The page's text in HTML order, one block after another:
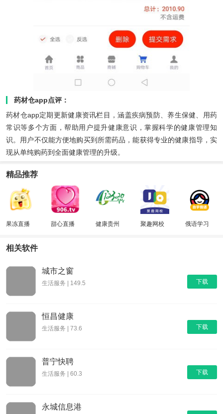
药材仓app点评：
药材仓app定期更新健康资讯栏目，涵盖疾病预防、养生保健、用药
常识等多个方面，帮助用户提升健康意识，掌握科学的健康管理知
识。用户不仅能方便地购买到所需药品，能获得专业的健康指导，实
现从单纯购药到全面健康管理的升级。
精品推荐
果冻直播 甜心直播
健康贵州
聚趣网校 俄语学习
相关软件
下载
城市之窗
生活服务 | 149.5
下载
恒昌健康
生活服务 | 73.6
下载
普宁快聘
生活服务 | 60.3
永城信息港